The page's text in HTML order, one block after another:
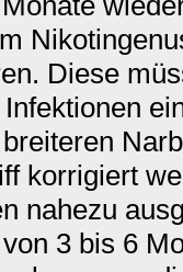
Diese
korrigiert
nahezu
3 bis 6